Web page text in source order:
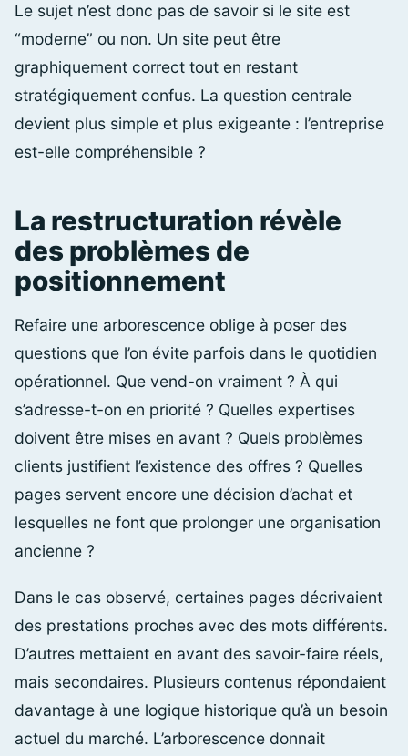
Le sujet n’est donc pas de savoir si le site est
“moderne” ou non. Un site peut être
graphiquement correct tout en restant
stratégiquement confus. La question centrale
devient plus simple et plus exigeante : l’entreprise
est-elle compréhensible ?
La restructuration révèle
des problèmes de
positionnement
Refaire une arborescence oblige à poser des
questions que l’on évite parfois dans le quotidien
opérationnel. Que vend-on vraiment ? À qui
s’adresse-t-on en priorité ? Quelles expertises
doivent être mises en avant ? Quels problèmes
clients justifient l’existence des offres ? Quelles
pages servent encore une décision d’achat et
lesquelles ne font que prolonger une organisation
ancienne ?
Dans le cas observé, certaines pages décrivaient
des prestations proches avec des mots différents.
D’autres mettaient en avant des savoir-faire réels,
mais secondaires. Plusieurs contenus répondaient
davantage à une logique historique qu’à un besoin
actuel du marché. L’arborescence donnait